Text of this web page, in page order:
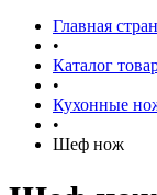
Главная
•
Каталог
•
Кухонные
•
Шеф нож